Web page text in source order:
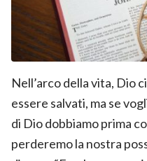
Nell’arco della vita, Dio
essere salvati, ma se
di Dio dobbiamo prima
perderemo la nostra